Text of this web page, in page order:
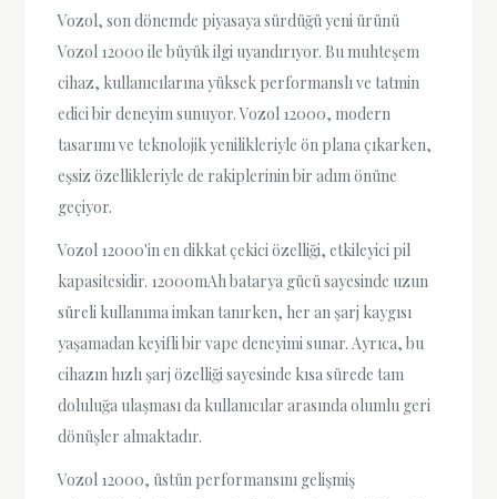
Vozol, son dönemde piyasaya sürdüğü yeni ürünü
Vozol 12000 ile büyük ilgi uyandırıyor. Bu muhteşem
cihaz, kullanıcılarına yüksek performanslı ve tatmin
edici bir deneyim sunuyor. Vozol 12000, modern
tasarımı ve teknolojik yenilikleriyle ön plana çıkarken,
eşsiz özellikleriyle de rakiplerinin bir adım önüne
geçiyor.
Vozol 12000'in en dikkat çekici özelliği, etkileyici pil
kapasitesidir. 12000mAh batarya gücü sayesinde uzun
süreli kullanıma imkan tanırken, her an şarj kaygısı
yaşamadan keyifli bir vape deneyimi sunar. Ayrıca, bu
cihazın hızlı şarj özelliği sayesinde kısa sürede tam
doluluğa ulaşması da kullanıcılar arasında olumlu geri
dönüşler almaktadır.
Vozol 12000, üstün performansını gelişmiş